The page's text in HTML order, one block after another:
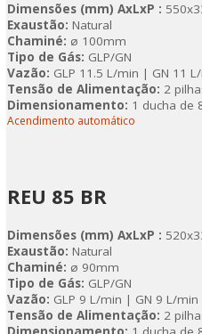
Dimensões (mm) AxLxP :
Exaustão: Natural
Chaminé: ø 100mm
Tipo de Gás: GLP/GN
Vazão: GLP 11.5 L/min | GN 11
Tensão de Alimentação: 2
Dimensionamento: 1 ducha de
Acendimento automático
REU 85 BR
Dimensões (mm) AxLxP :
Exaustão: Natural
Chaminé: ø 90mm
Tipo de Gás: GLP/GN
Vazão: GLP 9 L/min | GN 9 L/min
Tensão de Alimentação: 2